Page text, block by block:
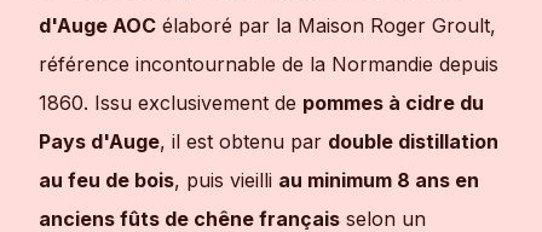
d'Auge AOC élaboré par la Maison Roger Groult,
référence incontournable de la Normandie depuis
1860. Issu exclusivement de pommes à cidre du
Pays d'Auge, il est obtenu par double distillation
au feu de bois, puis vieilli au minimum 8 ans en
anciens fûts de chêne français selon un